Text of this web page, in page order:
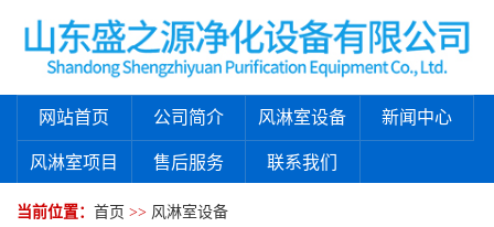
网站首页 公司简介 风淋室设备 新闻中心
风淋室项目 售后服务 联系我们
当前位置： 首页 >> 风淋室设备